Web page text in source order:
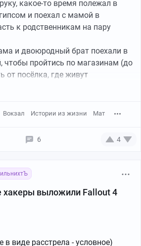
какое-то время полежал в
и поехал с мамой в
к родственникам на пару
и двоюродный брат поехали в
чтобы пройтись по магазинам (до
от посёлка, где живут
Мы купили всё, что нужно за
Я свое мороженое не успел
которая вот-вот должна
я, как порядочный мальчик,
их почему-то нигде не было
жестяное, там какой-то
я на рядом стоящего мужика
мороженое. Мужик, рядом с
Вокзал Истории из жизни Мат
6 4
хакеры выложили Fallout 4
в виде расстрела - условное)